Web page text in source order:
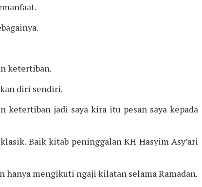
ketertiban.
diri sendiri.
jadi saya kira itu pesan saya kepada
Baik kitab peninggalan KH Hasyim Asy’ari
hanya mengikuti ngaji kilatan selama Ramadan.